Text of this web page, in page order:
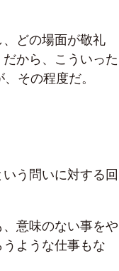
どの場面が敬礼
から、こういった
その程度だ。
う問いに対する回
意味のない事をや
ような仕事もな